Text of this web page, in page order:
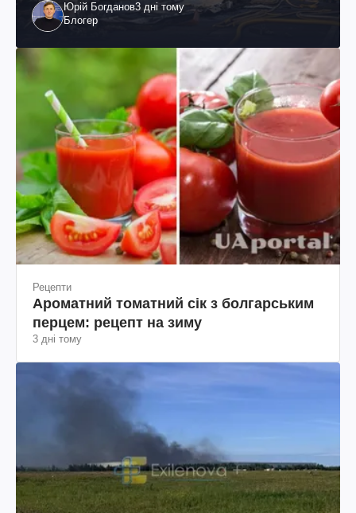
Юрій Богданов3 дні тому
Блогер
Рецепти
Ароматний томатний сік з болгарським
перцем: рецепт на зиму
3 дні тому